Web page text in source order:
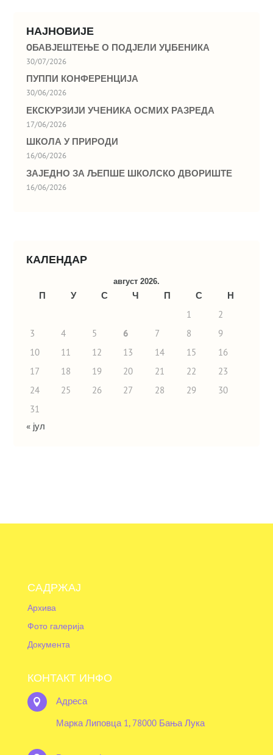
НАЈНОВИЈЕ
OБАВЈЕШТЕЊЕ О ПОДЈЕЛИ УЏБЕНИКА
30/07/2026
ПУППИ КОНФЕРЕНЦИЈА
30/06/2026
ЕКСКУРЗИЈИ УЧЕНИКА ОСМИХ РАЗРЕДА
17/06/2026
ШКОЛА У ПРИРОДИ
16/06/2026
ЗАЈЕДНО ЗА ЉЕПШЕ ШКОЛСКО ДВОРИШТЕ
16/06/2026
КАЛЕНДАР
август 2026.
П У С Ч П С
Н
1
2
3
4 5 6 7 8
9
10
11 12 13 14 15
16
17
18 19 20 21 22
23
24
25 26 27 28 29
30
31
« јул
САДРЖАЈ
Архива
Фото галерија
Документа
КОНТАКТ ИНФО
 Адреса
Марка Липовца 1, 78000 Бања Лука